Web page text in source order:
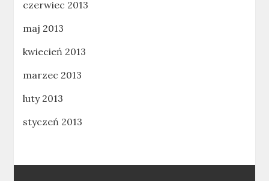
czerwiec 2013
maj 2013
kwiecień 2013
marzec 2013
luty 2013
styczeń 2013